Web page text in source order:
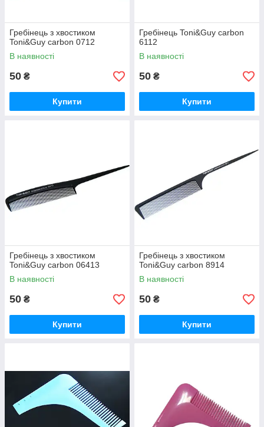
Гребінець з хвостиком
Toni&Guy carbon 0712
В наявності
50 ₴
Купити
Гребінець Toni&Guy carbon
6112
В наявності
50 ₴
Купити
Гребінець з хвостиком
Toni&Guy carbon 06413
В наявності
50 ₴
Купити
Гребінець з хвостиком
Toni&Guy carbon 8914
В наявності
50 ₴
Купити